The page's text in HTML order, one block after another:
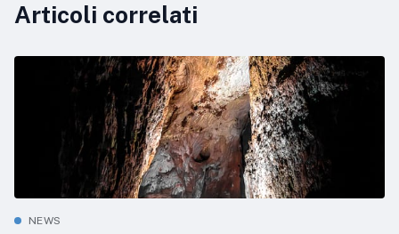
Articoli correlati
NEWS